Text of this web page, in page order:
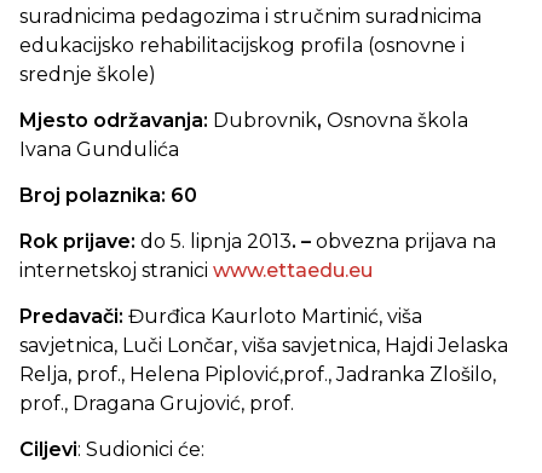
suradnicima pedagozima i stručnim suradnicima
edukacijsko rehabilitacijskog profila (osnovne i
srednje škole)
Mjesto održavanja: Dubrovnik, Osnovna škola
Ivana Gundulića
Broj polaznika: 60
Rok prijave: do 5. lipnja 2013. – obvezna prijava na
internetskoj stranici www.ettaedu.eu
Predavači: Đurđica Kaurloto Martinić, viša
savjetnica, Luči Lončar, viša savjetnica, Hajdi Jelaska
Relja, prof., Helena Piplović,prof., Jadranka Zlošilo,
prof., Dragana Grujović, prof.
Ciljevi: Sudionici će: